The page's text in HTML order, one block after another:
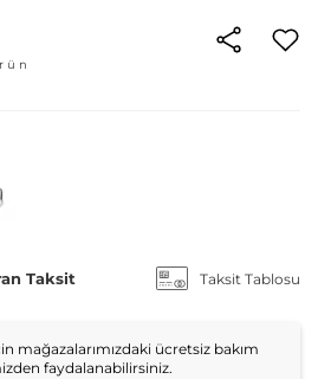
Taksit Taksit Tablosu
mağazalarımızdaki ücretsiz bakım
faydalanabilirsiniz.